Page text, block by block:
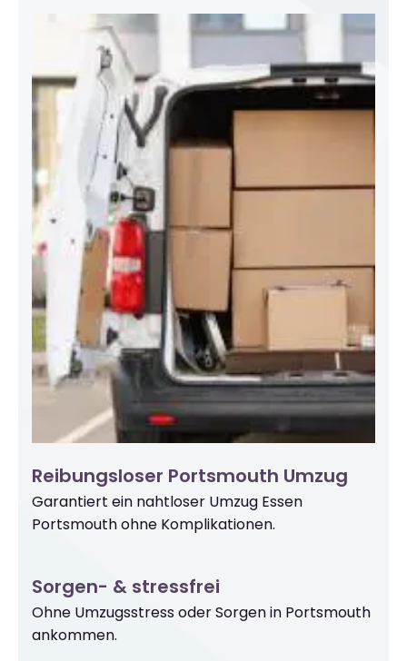
Reibungsloser Portsmouth Umzug
Garantiert ein nahtloser Umzug Essen
Portsmouth ohne Komplikationen.
Sorgen- & stressfrei
Ohne Umzugsstress oder Sorgen in Portsmouth
ankommen.